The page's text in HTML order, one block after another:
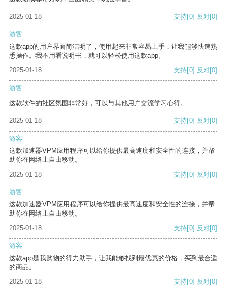
2025-01-18 支持[0] 反对[0]
游客
这款app的用户界面简洁明了，使用起来非常容易上手，让我能够快速熟
悉操作。我不用看说明书，就可以轻松使用这款app。
2025-01-18
支持[0] 反对[0]
游客
这款软件的社区氛围非常好，可以与其他用户交流学习心得。
2025-01-18 支持[0] 反对[0]
游客
这款加速器VPM应用程序可以给你提供最高速度和安全性的连接，并帮
助你在网络上自由移动。
2025-01-18
支持[0] 反对[0]
游客
这款加速器VPM应用程序可以给你提供最高速度和安全性的连接，并帮
助你在网络上自由移动。
2025-01-18
支持[0] 反对[0]
游客
这款app是我购物的得力助手，让我能够找到最优惠的价格，买到最合适
的商品。
2025-01-18
支持[0] 反对[0]